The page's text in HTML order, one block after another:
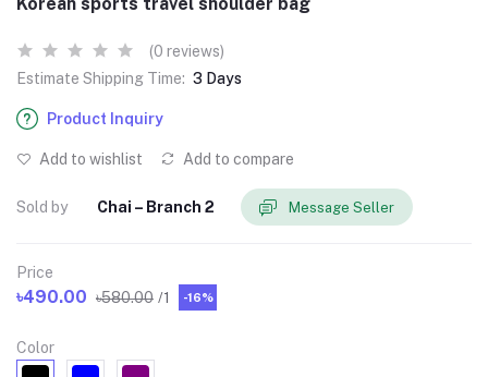
(0 reviews)
Estimate Shipping Time: 3 Days
Product Inquiry
Add to wishlist Add to compare
Sold by Chai – Branch 2 Message Seller
Price
৳490.00 ৳580.00 /1 -16%
Color